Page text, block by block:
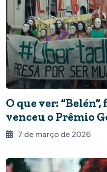
O que ver:
venceu o Prêmio
7 de março de 2026